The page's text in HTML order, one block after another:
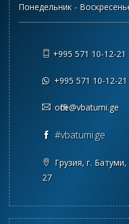
Понедельник -
+995 571 10-12-21
+995 571 10-12-21
office@vbatumi.ge
#vbatumi.ge
Грузия, г.
27